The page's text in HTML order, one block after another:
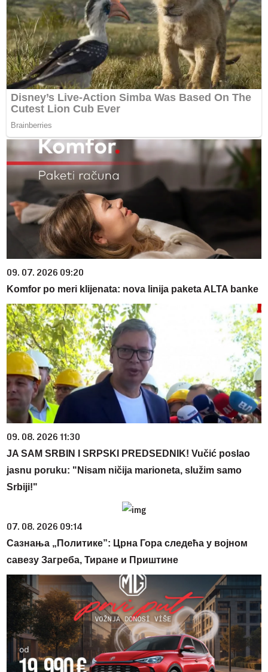
09. 07. 2026 09:20
Komfor po meri klijenata: nova linija paketa ALTA banke
09. 08. 2026 11:30
JA SAM SRBIN I SRPSKI PREDSEDNIK! Vučić poslao
jasnu poruku: "Nisam ničija marioneta, služim samo
Srbiji!"
07. 08. 2026 09:14
Сазнања „Политике”: Црна Гора следећа у војном
савезу Загреба, Тиране и Приштине